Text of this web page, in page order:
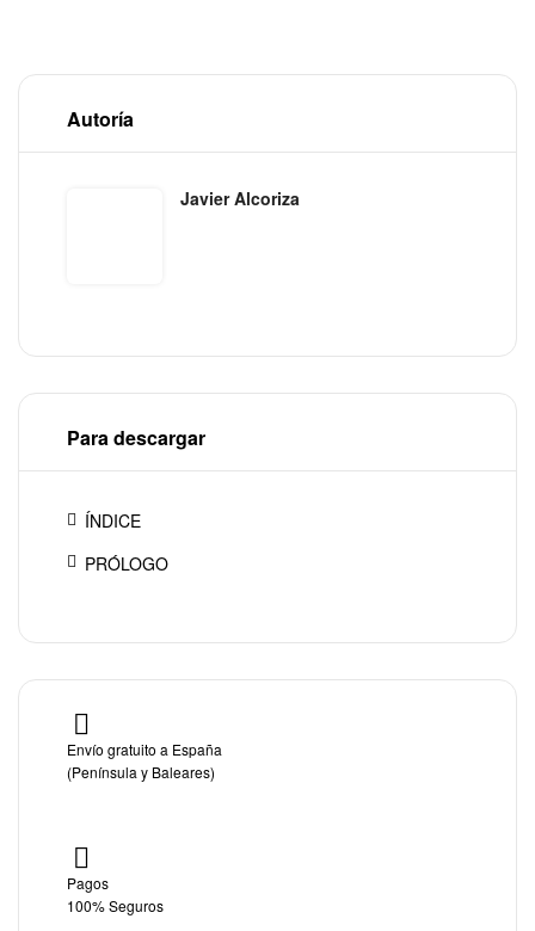
Autoría
Javier Alcoriza
Para descargar
ÍNDICE
PRÓLOGO
Envío gratuito a España
(Península y Baleares)
Pagos
100% Seguros